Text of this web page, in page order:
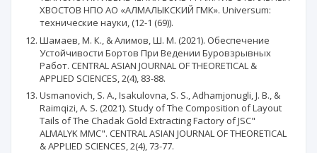
ХВОСТОВ НПО АО «АЛМАЛЫКСКИЙ ГМК». Universum:
технические науки, (12-1 (69)).
Шамаев, М. К., & Алимов, Ш. М. (2021). Обеспечение
Устойчивости Бортов При Ведении Буровзрывных
Работ. CENTRAL ASIAN JOURNAL OF THEORETICAL &
APPLIED SCIENCES, 2(4), 83-88.
Usmanovich, S. A., Isakulovna, S. S., Adhamjonugli, J. B., &
Raimqizi, A. S. (2021). Study of The Composition of Layout
Tails of The Chadak Gold Extracting Factory of JSC"
ALMALYK MMC". CENTRAL ASIAN JOURNAL OF THEORETICAL
& APPLIED SCIENCES, 2(4), 73-77.